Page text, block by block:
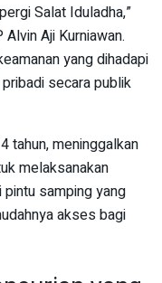
Salat Iduladha,”
Aji Kurniawan.
yang dihadapi
secara publik
tahun, meninggalkan
melaksanakan
pintu samping yang
akses bagi